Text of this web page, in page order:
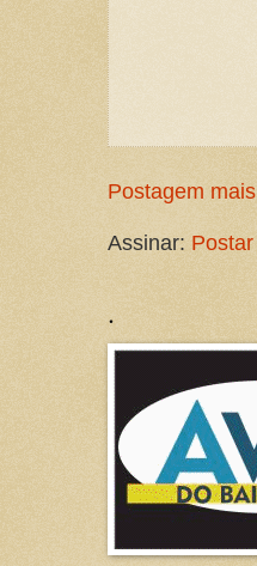
Postagem
Assinar:
.